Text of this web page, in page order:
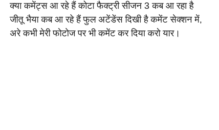
क्या कमेंट्स आ रहे हैं कोटा फैक्ट्री सीजन 3 कब आ रहा है
जीतू भैया कब आ रहे हैं फुल अटेंडेंस दिखी है कमेंट सेक्शन में,
अरे कभी मेरी फोटोज पर भी कमेंट कर दिया करो यार।